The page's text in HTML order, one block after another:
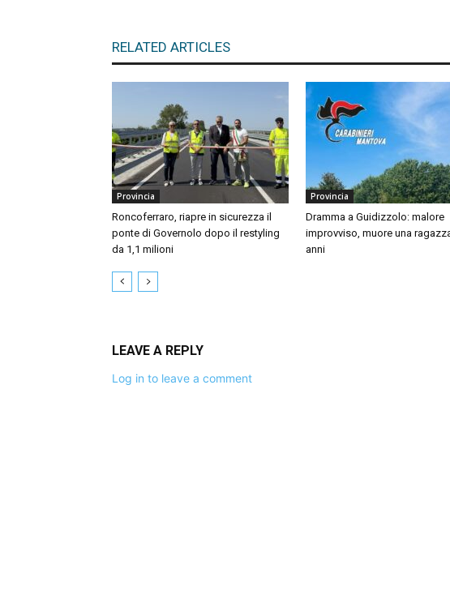
RELATED ARTICLES
Provincia
Roncoferraro, riapre in sicurezza il
ponte di Governolo dopo il restyling
da 1,1 milioni
Provincia
Dramma a Guidizzolo: malore
improvviso, muore una
anni
LEAVE A REPLY
Log in to leave a comment